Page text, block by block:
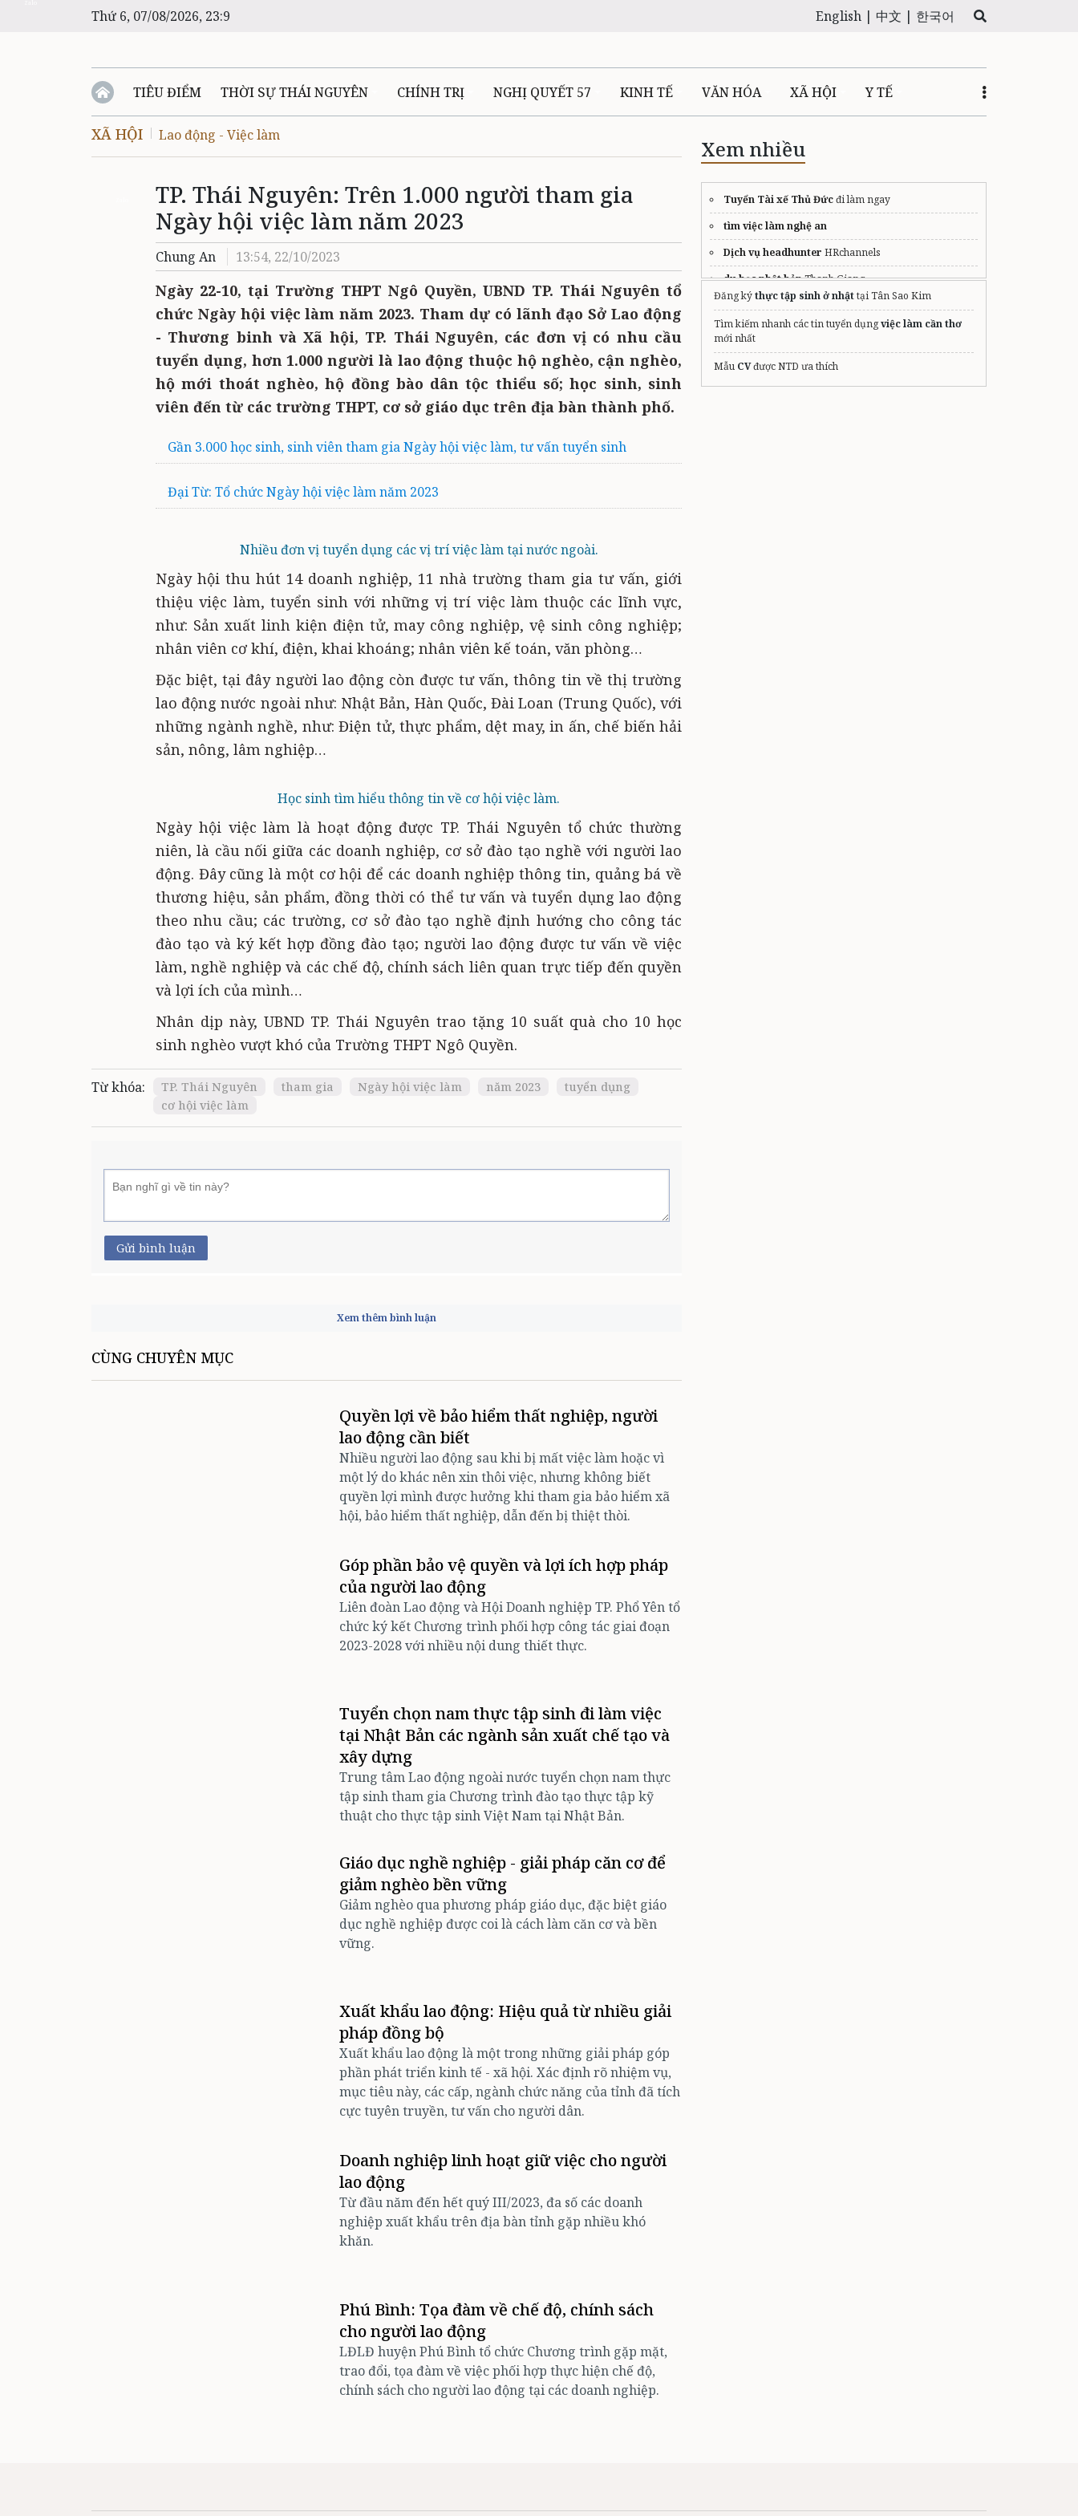
Thứ 6, 07/08/2026, 23:9 English | 中文 | 한국어
TIÊU ĐIỂM THỜI SỰ THÁI NGUYÊN CHÍNH TRỊ NGHỊ QUYẾT 57 KINH TẾ VĂN HÓA XÃ HỘI Y TẾ
XÃ HỘI Lao động - Việc làm
TP. Thái Nguyên: Trên 1.000 người tham gia
Ngày hội việc làm năm 2023
Chung An 13:54, 22/10/2023
Ngày 22-10, tại Trường THPT Ngô Quyền, UBND TP. Thái Nguyên tổ
chức Ngày hội việc làm năm 2023. Tham dự có lãnh đạo Sở Lao động
- Thương binh và Xã hội, TP. Thái Nguyên, các đơn vị có nhu cầu
tuyển dụng, hơn 1.000 người là lao động thuộc hộ nghèo, cận nghèo,
hộ mới thoát nghèo, hộ đồng bào dân tộc thiểu số; học sinh, sinh
viên đến từ các trường THPT, cơ sở giáo dục trên địa bàn thành phố.
Gần 3.000 học sinh, sinh viên tham gia Ngày hội việc làm, tư vấn tuyển sinh
Đại Từ: Tổ chức Ngày hội việc làm năm 2023
Nhiều đơn vị tuyển dụng các vị trí việc làm tại nước ngoài.
Ngày hội thu hút 14 doanh nghiệp, 11 nhà trường tham gia tư vấn, giới
thiệu việc làm, tuyển sinh với những vị trí việc làm thuộc các lĩnh vực,
như: Sản xuất linh kiện điện tử, may công nghiệp, vệ sinh công nghiệp;
nhân viên cơ khí, điện, khai khoáng; nhân viên kế toán, văn phòng…
Đặc biệt, tại đây người lao động còn được tư vấn, thông tin về thị trường
lao động nước ngoài như: Nhật Bản, Hàn Quốc, Đài Loan (Trung Quốc), với
những ngành nghề, như: Điện tử, thực phẩm, dệt may, in ấn, chế biến hải
sản, nông, lâm nghiệp…
Học sinh tìm hiểu thông tin về cơ hội việc làm.
Ngày hội việc làm là hoạt động được TP. Thái Nguyên tổ chức thường
niên, là cầu nối giữa các doanh nghiệp, cơ sở đào tạo nghề với người lao
động. Đây cũng là một cơ hội để các doanh nghiệp thông tin, quảng bá về
thương hiệu, sản phẩm, đồng thời có thể tư vấn và tuyển dụng lao động
theo nhu cầu; các trường, cơ sở đào tạo nghề định hướng cho công tác
đào tạo và ký kết hợp đồng đào tạo; người lao động được tư vấn về việc
làm, nghề nghiệp và các chế độ, chính sách liên quan trực tiếp đến quyền
và lợi ích của mình…
Nhân dịp này, UBND TP. Thái Nguyên trao tặng 10 suất quà cho 10 học
sinh nghèo vượt khó của Trường THPT Ngô Quyền.
Từ khóa: TP. Thái Nguyên tham gia Ngày hội việc làm năm 2023
tuyển dụng
cơ hội việc làm
Gửi bình luận
Xem thêm bình luận
CÙNG CHUYÊN MỤC
Quyền lợi về bảo hiểm thất nghiệp, người
lao động cần biết
Nhiều người lao động sau khi bị mất việc làm hoặc vì
một lý do khác nên xin thôi việc, nhưng không biết
quyền lợi mình được hưởng khi tham gia bảo hiểm xã
hội, bảo hiểm thất nghiệp, dẫn đến bị thiệt thòi.
Góp phần bảo vệ quyền và lợi ích hợp pháp
của người lao động
Liên đoàn Lao động và Hội Doanh nghiệp TP. Phổ Yên tổ
chức ký kết Chương trình phối hợp công tác giai đoạn
2023-2028 với nhiều nội dung thiết thực.
Tuyển chọn nam thực tập sinh đi làm việc
tại Nhật Bản các ngành sản xuất chế tạo và
xây dựng
Trung tâm Lao động ngoài nước tuyển chọn nam thực
tập sinh tham gia Chương trình đào tạo thực tập kỹ
thuật cho thực tập sinh Việt Nam tại Nhật Bản.
Giáo dục nghề nghiệp - giải pháp căn cơ để
giảm nghèo bền vững
Giảm nghèo qua phương pháp giáo dục, đặc biệt giáo
dục nghề nghiệp được coi là cách làm căn cơ và bền
vững.
Xuất khẩu lao động: Hiệu quả từ nhiều giải
pháp đồng bộ
Xuất khẩu lao động là một trong những giải pháp góp
phần phát triển kinh tế - xã hội. Xác định rõ nhiệm vụ,
mục tiêu này, các cấp, ngành chức năng của tỉnh đã tích
cực tuyên truyền, tư vấn cho người dân.
Doanh nghiệp linh hoạt giữ việc cho người
lao động
Từ đầu năm đến hết quý III/2023, đa số các doanh
nghiệp xuất khẩu trên địa bàn tỉnh gặp nhiều khó
khăn.
Phú Bình: Tọa đàm về chế độ, chính sách
cho người lao động
LĐLĐ huyện Phú Bình tổ chức Chương trình gặp mặt,
trao đổi, tọa đàm về việc phối hợp thực hiện chế độ,
chính sách cho người lao động tại các doanh nghiệp.
Xem nhiều
Tuyển Tài xế Thủ Đứcđi làm ngay
tìm việc làm nghệ an
Dịch vụ headhunter HRchannels
du học nhật bảnThanh Giang
Công ty dịch vụ bảo vệ
Cho thuê văn phòng Nam Từ Liêm
nên đi xklđ đài loan hay singapore?
việc làm Quảng Ngãi
Đăng kýthực tập sinh ở nhậttại Tân Sao Kim
Tìm kiếm nhanh các tin tuyển dụngviệc làm cần thơ
mới nhất
Mẫu CVđược NTD ưa thích